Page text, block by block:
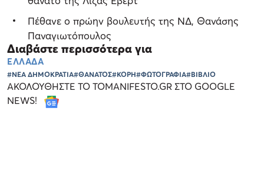
Πέθανε ο πρώην βουλευτής της ΝΔ, Θανάσης
Παναγιωτόπουλος
Διαβάστε περισσότερα για
ΕΛΛΑΔΑ
#ΝΕΑ ΔΗΜΟΚΡΑΤΙΑ#ΘΑΝΑΤΟΣ#ΚΟΡΗ#ΦΩΤΟΓΡΑΦΙΑ#ΒΙΒΛΙΟ
ΑΚΟΛΟΥΘΗΣΤΕ ΤΟ TOMANIFESTO.GR ΣΤΟ GOOGLE
NEWS!